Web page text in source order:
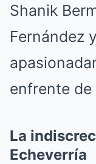
Shanik
Fernández
enfrente de
La
Echeverría